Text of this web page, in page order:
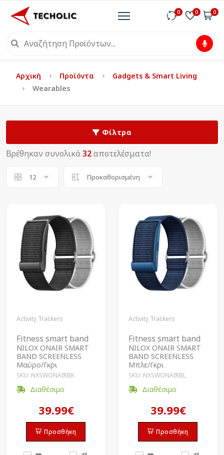
0 0 0
Αρχική Προϊόντα
Gadgets & Smart Living
Wearables
Φίλτρα
Βρέθηκαν συνολικά 32αποτελέσματα!
12 Προκαθορισμένη
Activity Trackers
Fitness smart band
NILOX ONAIR SMART
BAND SCREENLESS
Μαύρο/Γκρι
SKU: NXSWONAIRBK
Διαθέσιμο
39.99€
Προσθήκη
Activity Trackers
Fitness smart band
NILOX ONAIR SMART
BAND SCREENLESS
Μπλε/Γκρι
SKU: NXSWONAIRBL
Διαθέσιμο
39.99€
Προσθήκη